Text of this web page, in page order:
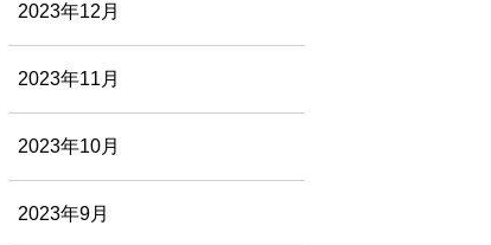
2023年12月
2023年11月
2023年10月
2023年9月